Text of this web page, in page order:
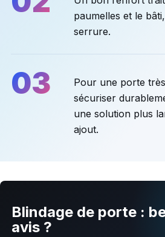
paumelles et le
serrure.
03
Pour une porte
sécuriser
une solution plus
ajout.
Blindage de porte :
avis ?